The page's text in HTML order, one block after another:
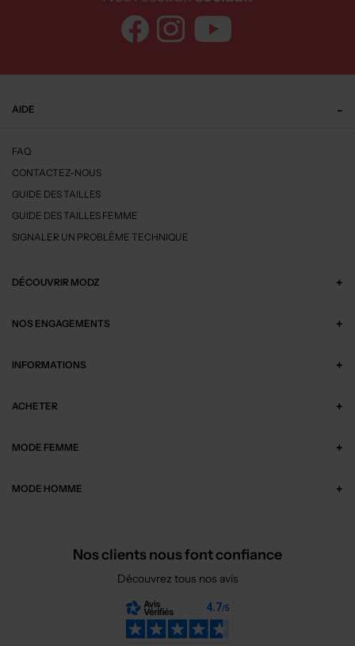
AIDE
FAQ
CONTACTEZ-NOUS
GUIDE DES TAILLES
GUIDE DES TAILLES FEMME
SIGNALER UN PROBLÈME TECHNIQUE
DÉCOUVRIR MODZ
NOS ENGAGEMENTS
INFORMATIONS
ACHETER
MODE FEMME
MODE HOMME
Nos clients nous font confiance
Découvrez tous nos avis